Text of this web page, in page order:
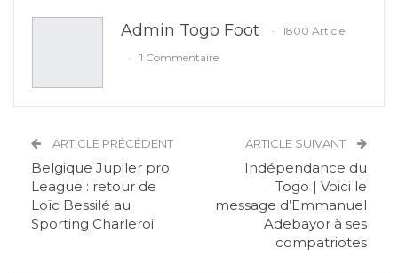
Admin Togo Foot
1800 Article
1 Commentaire
ARTICLE PRÉCÉDENT
Belgique Jupiler pro
League : retour de
Loïc Bessilé au
Sporting Charleroi
ARTICLE SUIVANT
Indépendance du
Togo | Voici le
message d’Emmanuel
Adebayor à ses
compatriotes